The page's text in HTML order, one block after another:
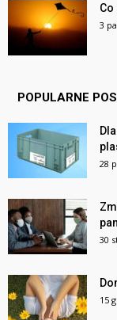
3
POPULARNE
28
30
15